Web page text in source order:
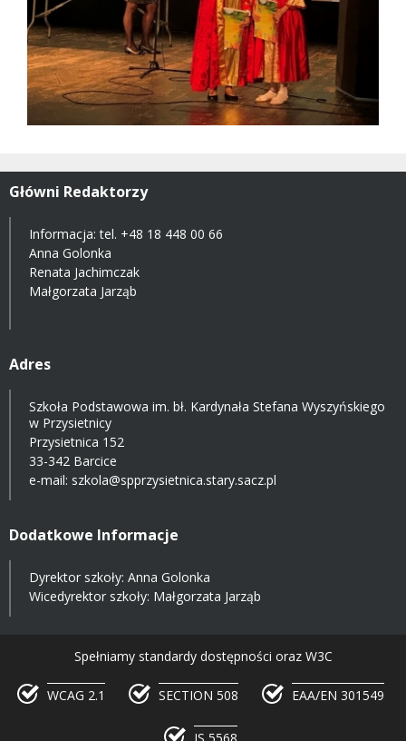
Główni Redaktorzy
Informacja: tel. +48 18 448 00 66
Anna Golonka
Renata Jachimczak
Małgorzata Jarząb
Adres
Szkoła Podstawowa im. bł. Kardynała Stefana Wyszyńskiego
w Przysietnicy
Przysietnica 152
33-342 Barcice
e-mail: szkola@spprzysietnica.stary.sacz.pl
Dodatkowe Informacje
Dyrektor szkoły: Anna Golonka
Wicedyrektor szkoły: Małgorzata Jarząb
Spełniamy standardy dostępności oraz W3C
WCAG 2.1 SECTION 508 EAA/EN 301549